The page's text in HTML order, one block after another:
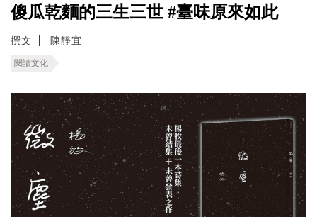
傻瓜乾麵的三生三世 #臺味原來如此
撰文 陳靜宜
閱讀文化